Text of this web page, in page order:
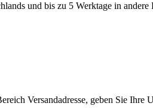
und bis zu 5 Werktage in
Versandadresse, geben Sie